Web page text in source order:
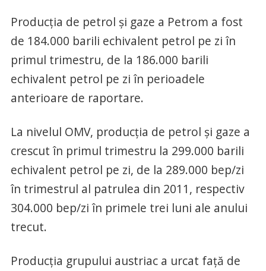
Producţia de petrol şi gaze a Petrom a fost
de 184.000 barili echivalent petrol pe zi în
primul trimestru, de la 186.000 barili
echivalent petrol pe zi în perioadele
anterioare de raportare.
La nivelul OMV, producţia de petrol şi gaze a
crescut în primul trimestru la 299.000 barili
echivalent petrol pe zi, de la 289.000 bep/zi
în trimestrul al patrulea din 2011, respectiv
304.000 bep/zi în primele trei luni ale anului
trecut.
Producţia grupului austriac a urcat faţă de